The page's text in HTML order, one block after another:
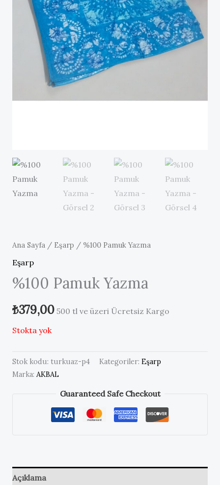
Ana Sayfa / Eşarp / %100 Pamuk Yazma
Eşarp
%100 Pamuk Yazma
₺379,00 500 tl ve üzeri Ücretsiz Kargo
Stokta yok
Stok kodu: turkuaz-p4 Kategoriler: Eşarp
Marka: AKBAL
Guaranteed Safe Checkout
Açıklama